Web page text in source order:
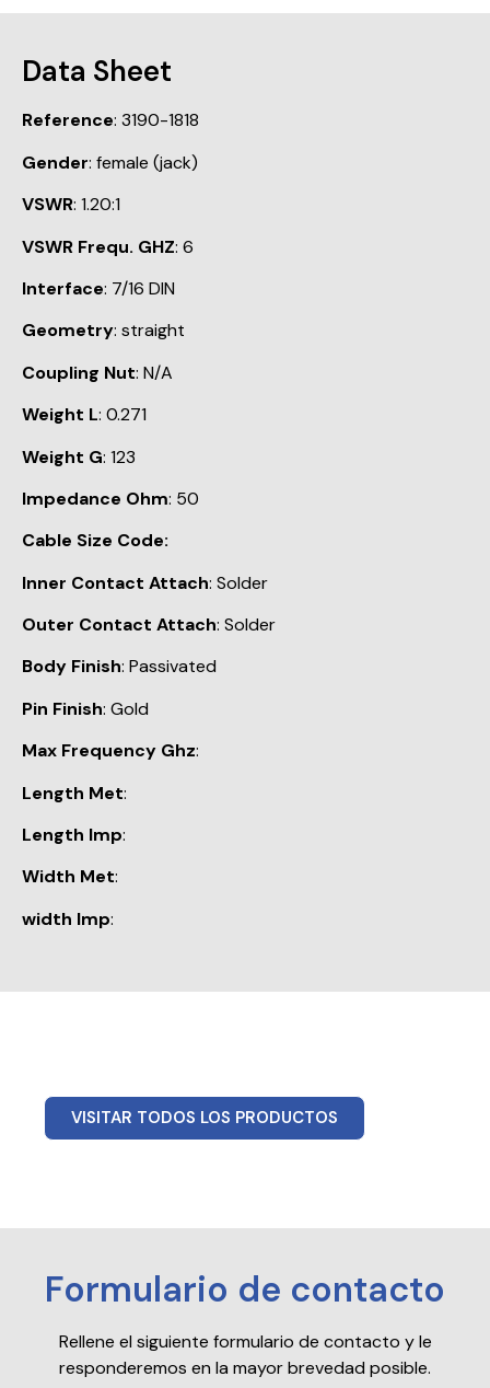
Data Sheet
Reference: 3190-1818
Gender: female (jack)
VSWR: 1.20:1
VSWR Frequ. GHZ: 6
Interface: 7/16 DIN
Geometry: straight
Coupling Nut: N/A
Weight L: 0.271
Weight G: 123
Impedance Ohm: 50
Cable Size Code:
Inner Contact Attach: Solder
Outer Contact Attach: Solder
Body Finish: Passivated
Pin Finish: Gold
Max Frequency Ghz:
Length Met:
Length Imp:
Width Met:
width Imp:
VISITAR TODOS LOS PRODUCTOS
Formulario de contacto
Rellene el siguiente formulario de contacto y le
responderemos en la mayor brevedad posible.